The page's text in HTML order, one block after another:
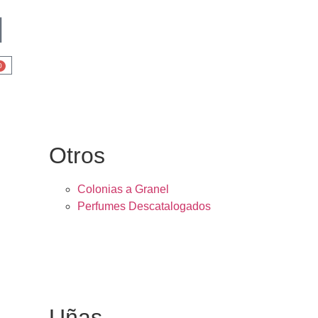
Otros
Colonias a Granel
Perfumes Descatalogados